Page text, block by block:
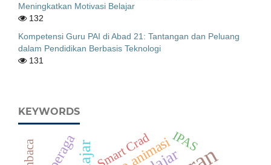
Meningkatkan Motivasi Belajar
132
Kompetensi Guru PAI di Abad 21: Tantangan dan Peluang
dalam Pendidikan Berbasis Teknologi
131
KEYWORDS
Smart Crad IPAS